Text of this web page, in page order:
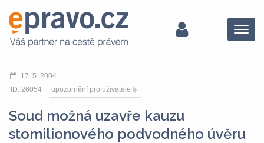
Menu
17. 5. 2004
ID: 26054
upozornění pro uživatele
Soud možná uzavře kauzu
stomilionového podvodného úvěru